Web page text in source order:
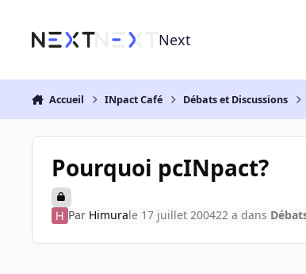
Next
Accueil INpact Café Débats et Discussions
Pourquoi pcINpact?
Par Himurale 17 juillet 200422 a dans